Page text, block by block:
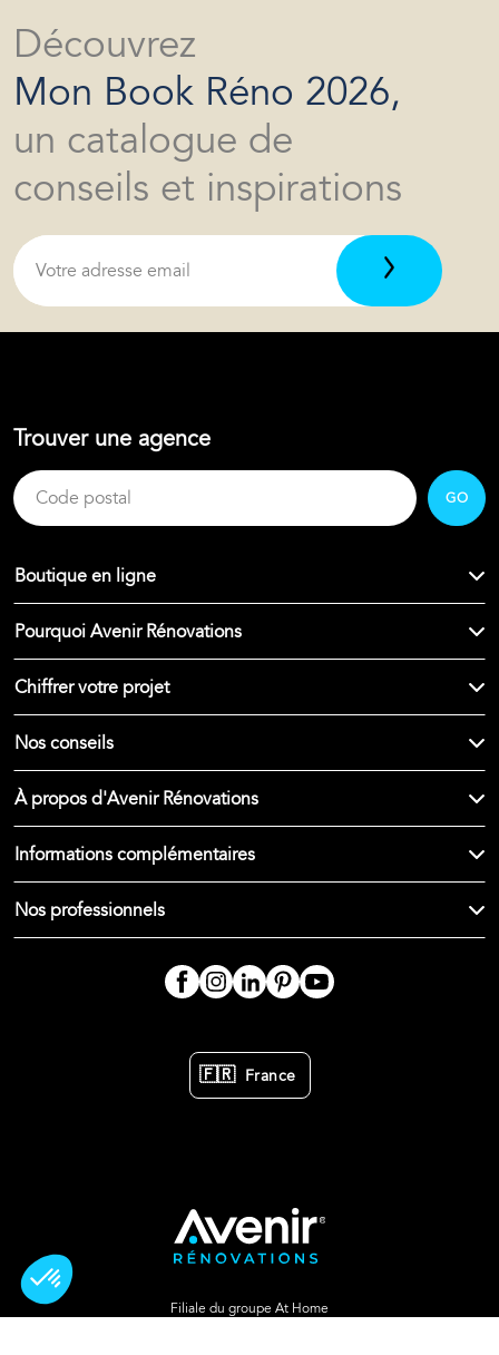
Découvrez
Mon Book Réno 2026,
un catalogue de
conseils et inspirations
Trouver une agence
GO
Boutique en ligne
Pourquoi Avenir Rénovations
Chiffrer votre projet
Nos conseils
À propos d'Avenir Rénovations
Informations complémentaires
Nos professionnels
🇫🇷 France
Filiale du groupe At Home